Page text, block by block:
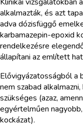
alkalmazták, és azt
adva dózisfüggő
karbamazepin-epoxid
rendelkezésre
állapítani az említett
Elővigyázatosságból a
nem szabad
szükséges (azaz,
egyértelműen
kockázat).